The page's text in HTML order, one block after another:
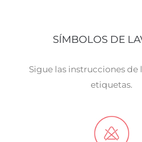
SÍMBOLOS DE
Sigue las instrucciones de
etiquetas.